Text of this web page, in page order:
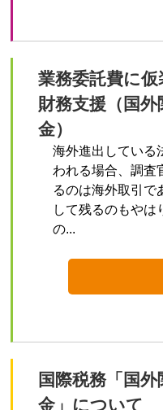
業務委託費に
財務支援（国
金）
海外進出している
われる場合、調査
るのは海外取引で
して残るのもやは
の...
国際税務「国
金」について